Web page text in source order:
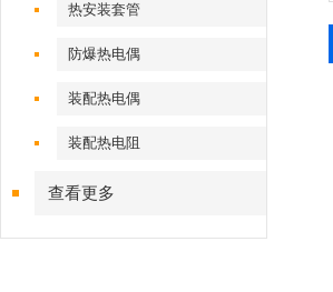
热安装套管
防爆热电偶
装配热电偶
装配热电阻
查看更多